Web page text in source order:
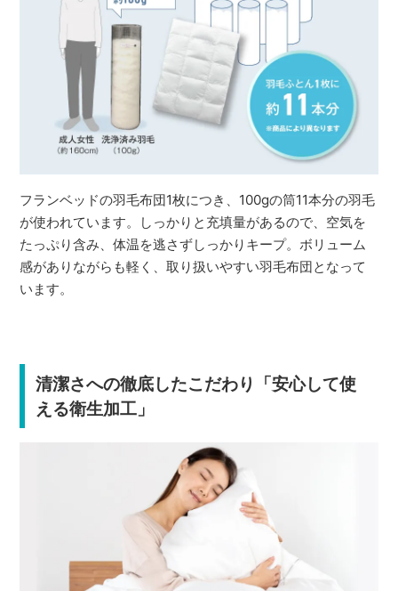
フランベッドの羽毛布団1枚につき、100gの筒11本分の羽毛
が使われています。しっかりと充填量があるので、空気を
たっぷり含み、体温を逃さずしっかりキープ。ボリューム
感がありながらも軽く、取り扱いやすい羽毛布団となって
います。
清潔さへの徹底したこだわり「安心して使
える衛生加工」